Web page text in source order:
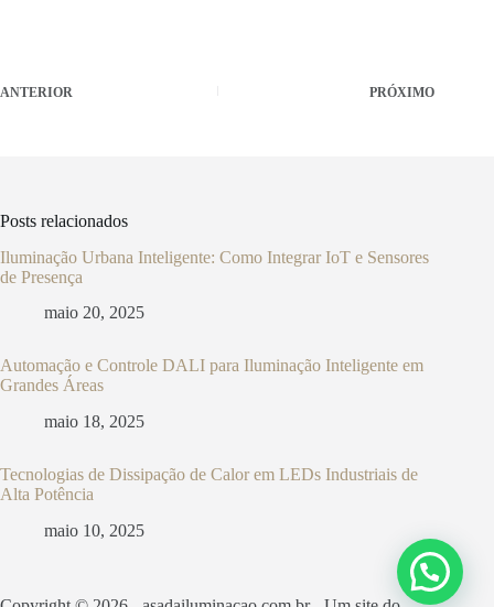
ANTERIOR PRÓXIMO
Posts relacionados
Iluminação Urbana Inteligente: Como Integrar IoT e Sensores
de Presença
maio 20, 2025
Automação e Controle DALI para Iluminação Inteligente em
Grandes Áreas
maio 18, 2025
Tecnologias de Dissipação de Calor em LEDs Industriais de
Alta Potência
maio 10, 2025